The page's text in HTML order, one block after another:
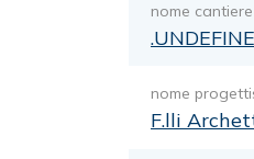
nome cantiere
nome
F.lli